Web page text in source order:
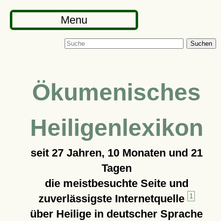
Menu
Suchen
Ökumenisches
Heiligenlexikon
seit 27 Jahren, 10 Monaten und 21
Tagen
die meistbesuchte Seite und
zuverlässigste Internetquelle
1
über Heilige in deutscher Sprache